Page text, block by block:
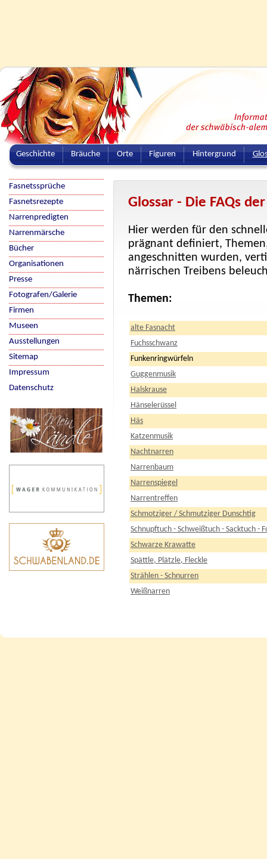
Geschichte Bräuche Orte Figuren Hintergrund
Glossar - Die FAQs
Hier werden für den
prägnant definiert,
angeschnitten wurden,
närrischen Treibens
Themen:
alte Fasnacht
Fuchsschwanz
Funkenringwürfeln
Guggenmusik
Halskrause
Hänselerüssel
Häs
Katzenmusik
Nachtnarren
Narrenbaum
Narrenspiegel
Narrentreffen
Schmotziger / Schmutziger Dunschtig
Schnupftuch - Schweißtuch - Sacktuch -
Schwarze Krawatte
Spättle, Plätzle, Fleckle
Strählen - Schnurren
Weißnarren
Fasnetssprüche
Fasnetsrezepte
Narrenpredigten
Narrenmärsche
Bücher
Organisationen
Presse
Fotografen/Galerie
Firmen
Museen
Ausstellungen
Sitemap
Impressum
Datenschutz